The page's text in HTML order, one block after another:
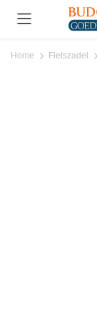
Home Fietszadel